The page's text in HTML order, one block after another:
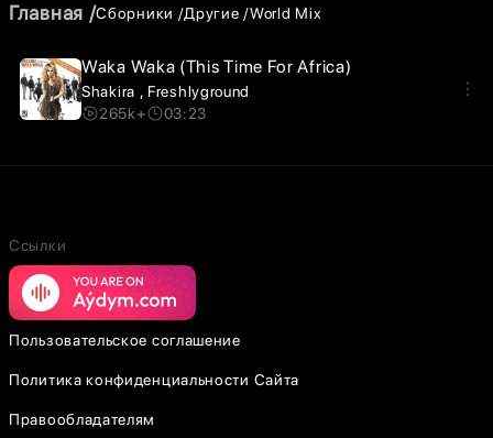
Главная Сборники Другие World Mix
Waka Waka (This Time For Africa)
Shakira
Freshlyground
265k+
03:23
Ссылки
Пользовательское соглашение
Политика конфиденциальности Сайта
Правообладателям